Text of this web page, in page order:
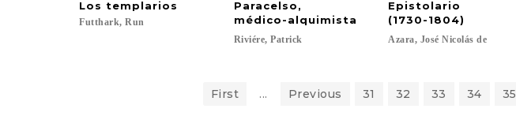
Los templarios
Futthark, Run
Paracelso,
médico-alquimista
Riviére, Patrick
Epistolario
(1730-1804)
Azara, José Nicolás de
First ... Previous 31 32 33 34 35